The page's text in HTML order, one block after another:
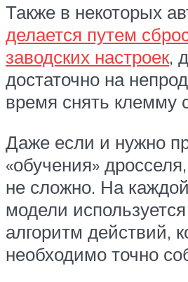
Также в некоторых
делается путем
заводских настроек,
достаточно на
время снять клемму
Даже если и нужно
«обучения»
не сложно. На
модели
алгоритм действий,
необходимо точно